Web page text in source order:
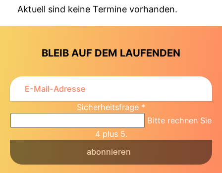
Aktuell sind keine Termine vorhanden.
BLEIB AUF DEM LAUFENDEN
Sicherheitsfrage *
Bitte rechnen Sie
4 plus 5.
abonnieren